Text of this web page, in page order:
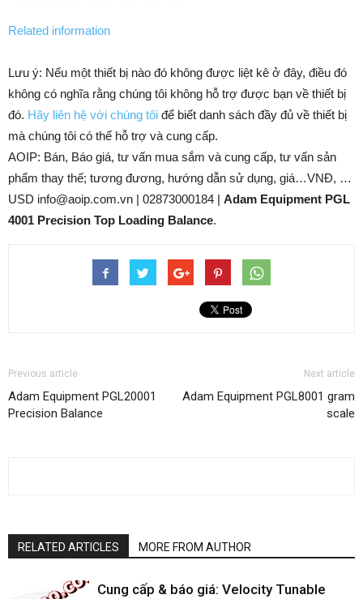
Related information
Lưu ý: Nếu một thiết bị nào đó không được liệt kê ở đây, điều đó
không có nghĩa rằng chúng tôi không hỗ trợ được bạn về thiết bị
đó. Hãy liên hệ với chúng tôi để biết danh sách đầy đủ về thiết bị
mà chúng tôi có thể hỗ trợ và cung cấp.
AOIP: Bán, Báo giá, tư vấn mua sắm và cung cấp, tư vấn sản
phẩm thay thế; tương đương, hướng dẫn sử dụng, giá…VNĐ, …
USD info@aoip.com.vn | 02873000184 | Adam Equipment PGL
4001 Precision Top Loading Balance.
Previous article
Adam Equipment PGL20001
Precision Balance
Next article
Adam Equipment PGL8001 gram
scale
RELATED ARTICLES MORE FROM AUTHOR
Cung cấp & báo giá: Velocity Tunable